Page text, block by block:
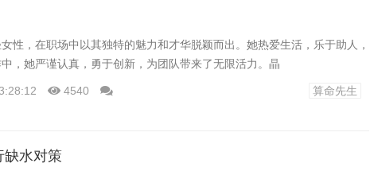
性，在职场中以其独特的魅力和才华脱颖而出。她热爱生活，乐于助人，
，她严谨认真，勇于创新，为团队带来了无限活力。晶
4540 算命先生
缺水对策